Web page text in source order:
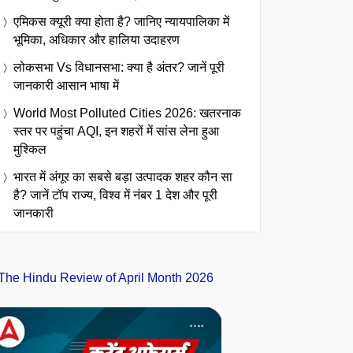
एमिकस क्यूरी क्या होता है? जानिए न्यायपालिका में
भूमिका, अधिकार और हालिया उदाहरण
लोकसभा Vs विधानसभा: क्या है अंतर? जानें पूरी
जानकारी आसान भाषा में
World Most Polluted Cities 2026: खतरनाक
स्तर पर पहुंचा AQI, इन शहरों में सांस लेना हुआ
मुश्किल
भारत में अंगूर का सबसे बड़ा उत्पादक शहर कौन सा
है? जानें टॉप राज्य, विश्व में नंबर 1 देश और पूरी
जानकारी